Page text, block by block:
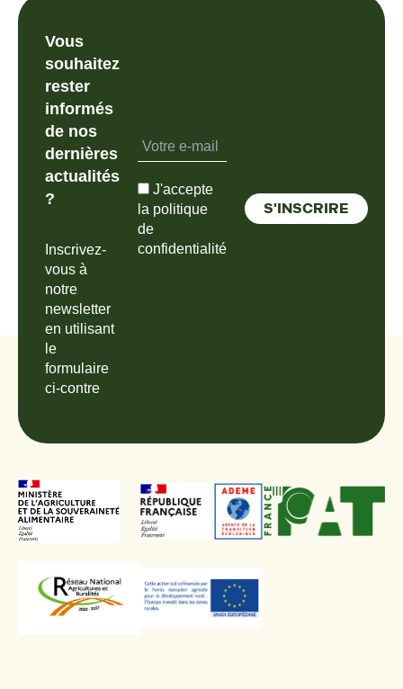
Vous
souhaitez
rester
informés
de nos
dernières
actualités
?
Inscrivez-
vous à
notre
newsletter
en utilisant
le
formulaire
ci-contre
J'accepte
la politique
de
confidentialité